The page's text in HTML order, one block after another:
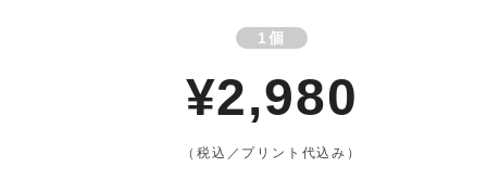
1個
¥2,980
（税込／プリント代込み）